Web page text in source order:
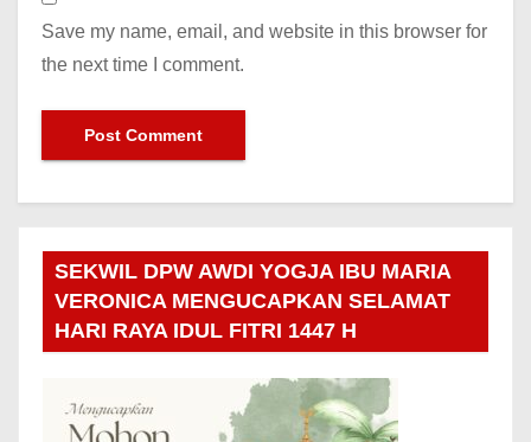
Save my name, email, and website in this browser for
the next time I comment.
SEKWIL DPW AWDI YOGJA IBU MARIA
VERONICA MENGUCAPKAN SELAMAT
HARI RAYA IDUL FITRI 1447 H